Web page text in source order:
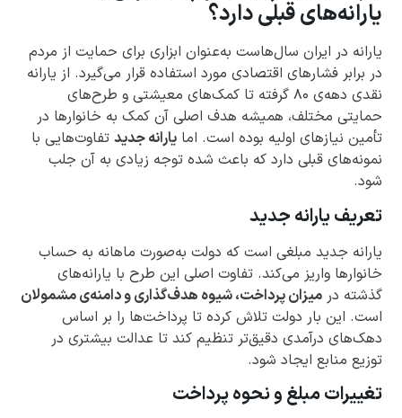
یارانه‌های قبلی دارد؟
یارانه در ایران سال‌هاست به‌عنوان ابزاری برای حمایت از مردم
در برابر فشارهای اقتصادی مورد استفاده قرار می‌گیرد. از یارانه
نقدی دهه‌ی ۸۰ گرفته تا کمک‌های معیشتی و طرح‌های
حمایتی مختلف، همیشه هدف اصلی آن کمک به خانوارها در
تأمین نیازهای اولیه بوده است. اما یارانه جدید تفاوت‌هایی با
نمونه‌های قبلی دارد که باعث شده توجه زیادی به آن جلب
شود.
تعریف یارانه جدید
یارانه جدید مبلغی است که دولت به‌صورت ماهانه به حساب
خانوارها واریز می‌کند. تفاوت اصلی این طرح با یارانه‌های
گذشته در میزان پرداخت، شیوه هدف‌گذاری و دامنه‌ی مشمولان
است. این بار دولت تلاش کرده تا پرداخت‌ها را بر اساس
دهک‌های درآمدی دقیق‌تر تنظیم کند تا عدالت بیشتری در
توزیع منابع ایجاد شود.
تغییرات مبلغ و نحوه پرداخت